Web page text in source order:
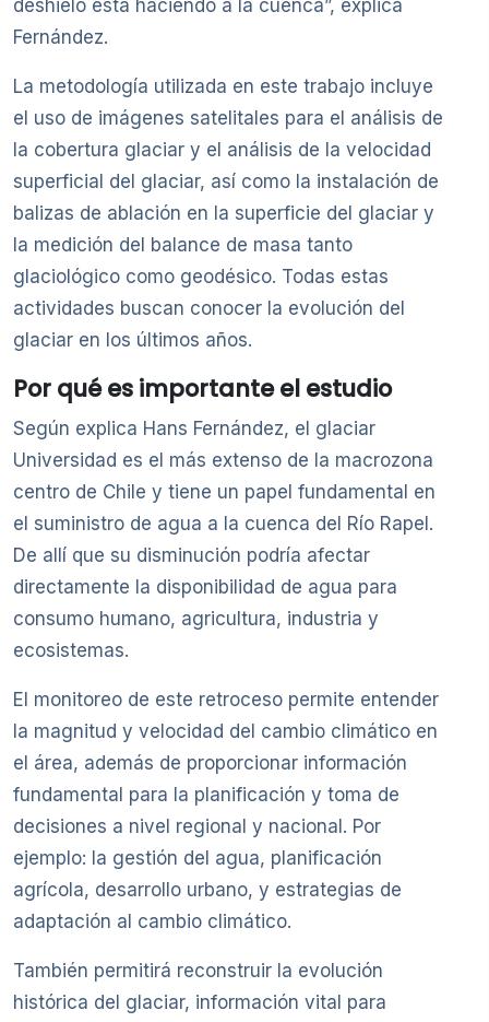
deshielo está haciendo a la cuenca”, explica
Fernández.
La metodología utilizada en este trabajo incluye
el uso de imágenes satelitales para el análisis de
la cobertura glaciar y el análisis de la velocidad
superficial del glaciar, así como la instalación de
balizas de ablación en la superficie del glaciar y
la medición del balance de masa tanto
glaciológico como geodésico. Todas estas
actividades buscan conocer la evolución del
glaciar en los últimos años.
Por qué es importante el estudio
Según explica Hans Fernández, el glaciar
Universidad es el más extenso de la macrozona
centro de Chile y tiene un papel fundamental en
el suministro de agua a la cuenca del Río Rapel.
De allí que su disminución podría afectar
directamente la disponibilidad de agua para
consumo humano, agricultura, industria y
ecosistemas.
El monitoreo de este retroceso permite entender
la magnitud y velocidad del cambio climático en
el área, además de proporcionar información
fundamental para la planificación y toma de
decisiones a nivel regional y nacional. Por
ejemplo: la gestión del agua, planificación
agrícola, desarrollo urbano, y estrategias de
adaptación al cambio climático.
También permitirá reconstruir la evolución
histórica del glaciar, información vital para